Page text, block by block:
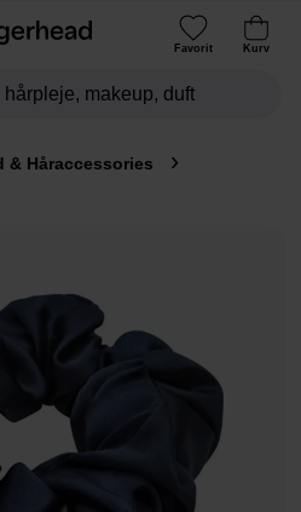
Favorit Kurv
& Håraccessories